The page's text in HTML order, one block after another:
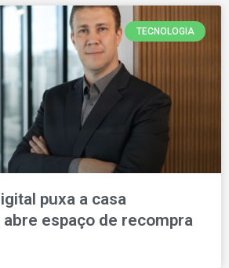
TECNOLOGIA
puxa a casa
espaço de recompra